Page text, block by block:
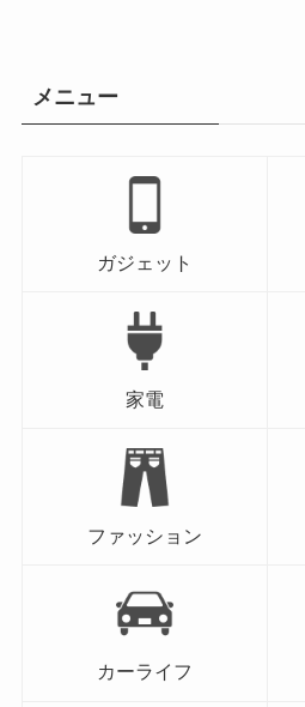
メニュー
ガジェット
家電
ファッション
カーライフ